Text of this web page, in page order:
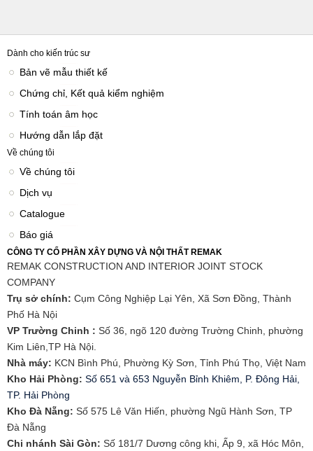
Dành cho kiến trúc sư
Bản vẽ mẫu thiết kế
Chứng chỉ, Kết quả kiểm nghiệm
Tính toán âm học
Hướng dẫn lắp đặt
Về chúng tôi
Về chúng tôi
Dịch vụ
Catalogue
Báo giá
CÔNG TY CỔ PHẦN XÂY DỰNG VÀ NỘI THẤT REMAK
REMAK CONSTRUCTION AND INTERIOR JOINT STOCK
COMPANY
Trụ sở chính: Cụm Công Nghiệp Lại Yên, Xã Sơn Đồng, Thành
Phố Hà Nội
VP Trường Chinh : Số 36, ngõ 120 đường Trường Chinh, phường
Kim Liên,TP Hà Nội.
Nhà máy: KCN Bình Phú, Phường Kỳ Sơn, Tỉnh Phú Thọ, Việt Nam
Kho Hải Phòng: Số 651 và 653 Nguyễn Bỉnh Khiêm, P. Đông Hải,
TP. Hải Phòng
​Kho Đà Nẵng: Số 575 Lê Văn Hiến, phường Ngũ Hành Sơn, TP
Đà Nẵng
Chi nhánh Sài Gòn: Số 181/7 Dương công khi, Ấp 9, xã Hóc Môn,